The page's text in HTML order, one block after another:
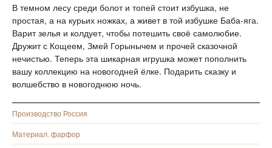
В темном лесу среди болот и топей стоит избушка, не
простая, а на курьих ножках, а живет в той избушке Баба-яга.
Варит зелья и колдует, чтобы потешить своё самолюбие.
Дружит с Кощеем, Змей Горынычем и прочей сказочной
нечистью. Теперь эта шикарная игрушка может пополнить
вашу коллекцию на новогодней ёлке. Подарить сказку и
волшебство в новогоднюю ночь.
Производство Россия
Материал. фарфор